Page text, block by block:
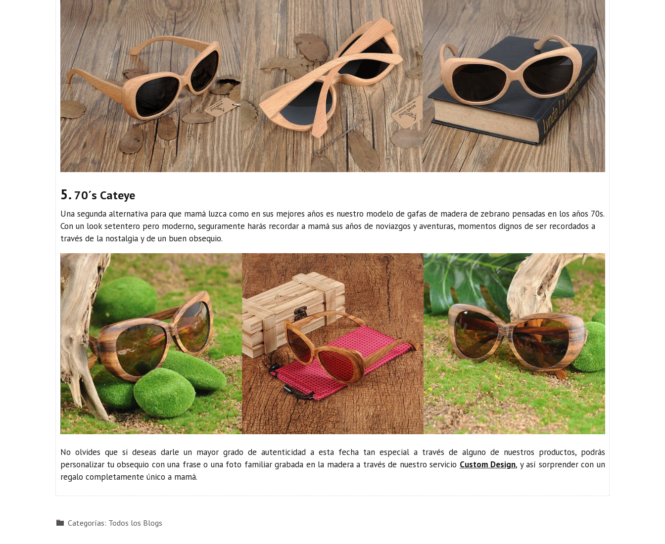
5. 70´s Cateye
Una segunda alternativa para que mamá luzca como en sus mejores años es nuestro modelo de gafas de madera de zebrano pensadas en los años 70s.
Con un look setentero pero moderno, seguramente harás recordar a mamá sus años de noviazgos y aventuras, momentos dignos de ser recordados a
través de la nostalgia y de un buen obsequio.
No olvides que si deseas darle un mayor grado de autenticidad a esta fecha tan especial a través de alguno de nuestros productos, podrás
personalizar tu obsequio con una frase o una foto familiar grabada en la madera a través de nuestro servicio Custom Design, y así sorprender con un
regalo completamente único a mamá.
Categorías: Todos los Blogs